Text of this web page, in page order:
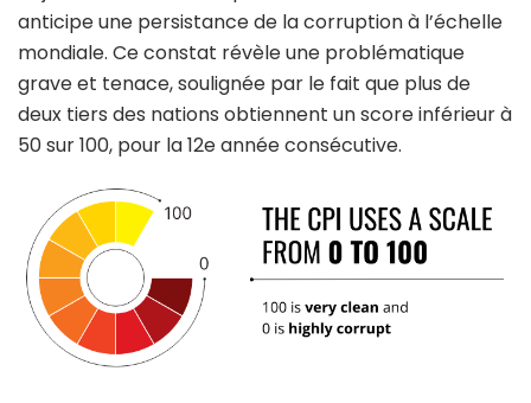
anticipe une persistance de la corruption à l’échelle
mondiale. Ce constat révèle une problématique
grave et tenace, soulignée par le fait que plus de
deux tiers des nations obtiennent un score inférieur à
50 sur 100, pour la 12e année consécutive.